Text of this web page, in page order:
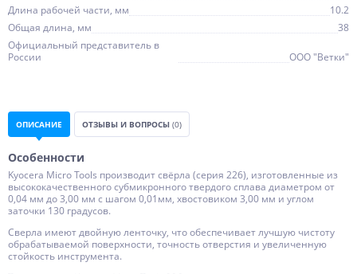
Длина рабочей части, мм
10.2
Общая длина, мм
38
Официальный представитель в
России
ООО "Ветки"
ОПИСАНИЕ ОТЗЫВЫ И ВОПРОСЫ (0)
Особенности
Kyocera Micro Tools производит свёрла (серия 226), изготовленные из
высококачественного субмикронного твердого сплава диаметром от
0,04 мм до 3,00 мм с шагом 0,01мм, хвостовиком 3,00 мм и углом
заточки 130 градусов.
Сверла имеют двойную ленточку, что обеспечивает лучшую чистоту
обрабатываемой поверхности, точность отверстия и увеличенную
стойкость инструмента.